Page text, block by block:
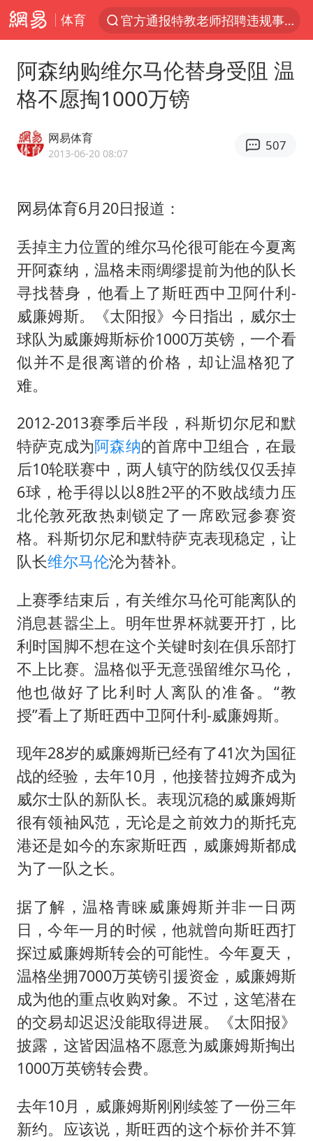
体育
“电影+”如何激发千亿级消费新活力？
日本试射“战斧”导弹，国防部回应
四川宜宾高县4.9级地震致1死
“新疆阿勒泰八月能滑雪”不实
山东一元代青花杯离奇失踪
我国外贸延续良好增长态势
宇树科技中一签需缴款7.54万元
国防部：中国军队坚决反制任何闹海挑衅图谋
陈幸同晋级WTT横滨冠军赛8强
两名乘客在飞机上因调节座椅起冲突
女儿为争财产堵门阻挠父亲出殡
夯实基础开新局
阿森纳购维尔马伦替身受阻 温
格不愿掏1000万镑
网易体育
2013-06-20 08:07
507
网易体育6月20日报道：
丢掉主力位置的维尔马伦很可能在今夏离
开阿森纳，温格未雨绸缪提前为他的队长
寻找替身，他看上了斯旺西中卫阿什利-
威廉姆斯。《太阳报》今日指出，威尔士
球队为威廉姆斯标价1000万英镑，一个看
似并不是很离谱的价格，却让温格犯了
难。
2012-2013赛季后半段，科斯切尔尼和默
特萨克成为阿森纳的首席中卫组合，在最
后10轮联赛中，两人镇守的防线仅仅丢掉
6球，枪手得以以8胜2平的不败战绩力压
北伦敦死敌热刺锁定了一席欧冠参赛资
格。科斯切尔尼和默特萨克表现稳定，让
队长维尔马伦沦为替补。
上赛季结束后，有关维尔马伦可能离队的
消息甚嚣尘上。明年世界杯就要开打，比
利时国脚不想在这个关键时刻在俱乐部打
不上比赛。温格似乎无意强留维尔马伦，
他也做好了比利时人离队的准备。“教
授”看上了斯旺西中卫阿什利-威廉姆斯。
现年28岁的威廉姆斯已经有了41次为国征
战的经验，去年10月，他接替拉姆齐成为
威尔士队的新队长。表现沉稳的威廉姆斯
很有领袖风范，无论是之前效力的斯托克
港还是如今的东家斯旺西，威廉姆斯都成
为了一队之长。
据了解，温格青睐威廉姆斯并非一日两
日，今年一月的时候，他就曾向斯旺西打
探过威廉姆斯转会的可能性。今年夏天，
温格坐拥7000万英镑引援资金，威廉姆斯
成为他的重点收购对象。不过，这笔潜在
的交易却迟迟没能取得进展。《太阳报》
披露，这皆因温格不愿意为威廉姆斯掏出
1000万英镑转会费。
去年10月，威廉姆斯刚刚续签了一份三年
新约。应该说，斯旺西的这个标价并不算